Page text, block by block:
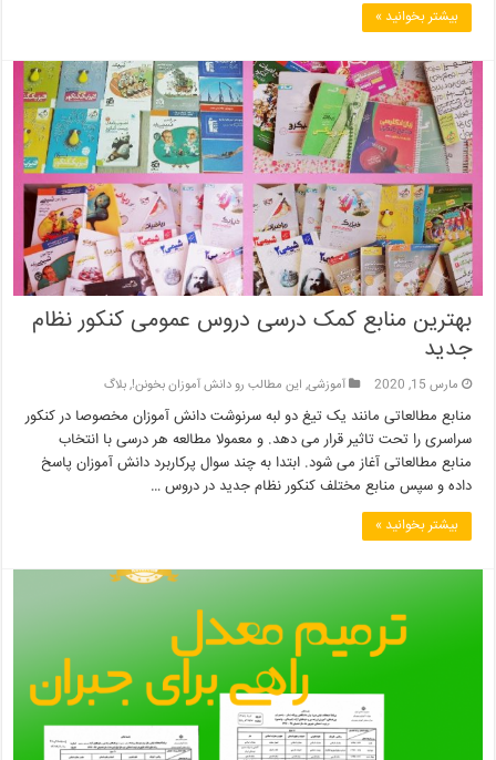
بیشتر بخوانید »
بهترین منابع کمک درسی دروس عمومی کنکور نظام
جدید
مارس 15, 2020 آموزشی, این مطالب رو دانش آموزان بخونن!,بلاگ
منابع مطالعاتی مانند یک تیغ دو لبه سرنوشت دانش آموزان مخصوصا در کنکور
سراسری را تحت تاثیر قرار می دهد. و معمولا مطالعه هر درسی با انتخاب
منابع مطالعاتی آغاز می شود. ابتدا به چند سوال پرکاربرد دانش آموزان پاسخ
داده و سپس منابع مختلف کنکور نظام جدید در دروس …
بیشتر بخوانید »